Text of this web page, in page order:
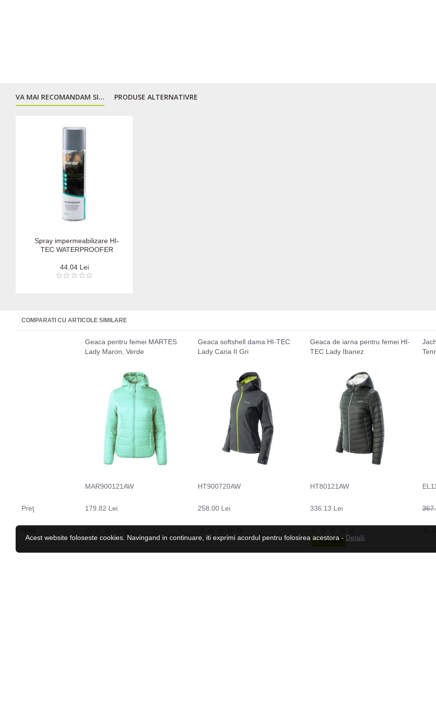
VA MAI RECOMANDAM SI... PRODUSE ALTERNATIVRE
Spray impermeabilizare HI-
TEC WATERPROOFER
44.04 Lei
COMPARATI CU ARTICOLE SIMILARE
Geaca pentru femei MARTES
Lady Maron, Verde
Geaca softshell dama HI-TEC
Lady Caria II Gri
Geaca de iarna pentru femei HI-
TEC Lady Ibanez
MAR900121AW HT900720AW HT80121AW
Preţ 179.82 Lei 258.00 Lei 336.13 Lei
Acest website foloseste cookies. Navingand in continuare, iti exprimi acordul pentru folosirea acestora - Detalii